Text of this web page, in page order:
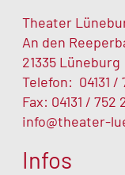
Theater
An den
21335 Lüneburg
Telefon: 04131 /
Fax: 04131 / 752
info@theater-
Infos